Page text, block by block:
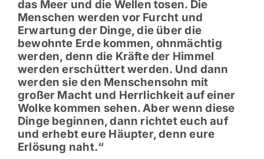
das Meer und die Wellen tosen. Die
Menschen werden vor Furcht und
Erwartung der Dinge, die über die
bewohnte Erde kommen, ohnmächtig
werden, denn die Kräfte der Himmel
werden erschüttert werden. Und dann
werden sie den Menschensohn mit
großer Macht und Herrlichkeit auf einer
Wolke kommen sehen. Aber wenn diese
Dinge beginnen, dann richtet euch auf
und erhebt eure Häupter, denn eure
Erlösung naht.“